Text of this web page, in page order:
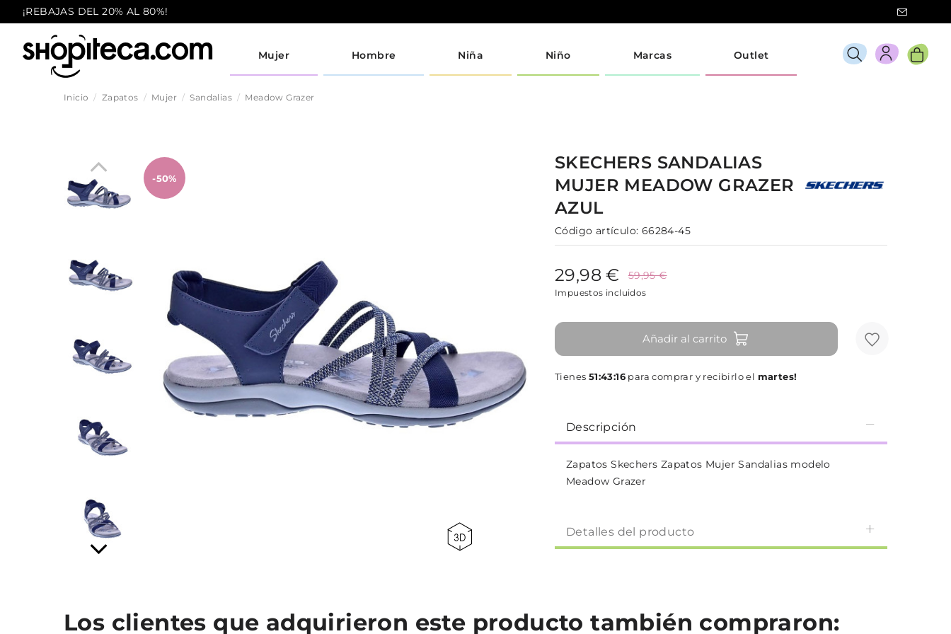
¡REBAJAS DEL 20% AL 80%!
Mujer Hombre Niña Niño Marcas Outlet
Inicio Zapatos Mujer Sandalias Meadow Grazer
-50%
SKECHERS SANDALIAS
MUJER MEADOW GRAZER
AZUL
Código artículo: 66284-45
29,98 € 59,95 €
Impuestos incluidos
Añadir al carrito
Tienes 51:43:16 para comprar y recibirlo el martes!
Descripción
Zapatos Skechers Zapatos Mujer Sandalias modelo
Meadow Grazer
Detalles del producto
Los clientes que adquirieron este producto también compraron: